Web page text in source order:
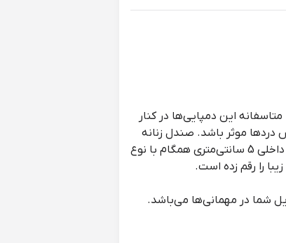
این دمپایی‌ها در کنار
دردها موثر باشد. صندل زنانه
مدل اما از جمله صندل‌های برند کیتوکیت دارای پاشنه‌ای مربعی شکل است. ارتفاع پاشنه 6 سانتی‌متری در کنار شیب داخلی 5 سانتی‌متری همگام با نوع
را رقم زده است.
شما در مهمانی‌ها می‌باشد.